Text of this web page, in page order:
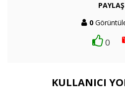
PAYLAŞ
0
0
KULLANICI